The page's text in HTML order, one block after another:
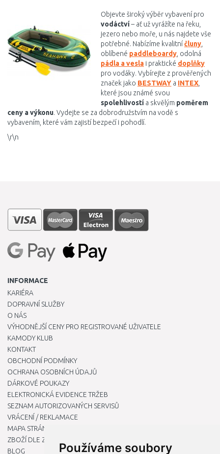
Používáme soubory
Objevte široký výběr vybavení pro
vodáctví– ať už vyrážíte na řeku,
jezero nebo moře, u nás najdete vše
potřebné. Nabízíme kvalitníčluny
oblíbené paddleboardy , odolná
pádla a vesla i praktické doplňky
pro vodáky. Vybírejte z prověřených
značek jako BESTWAY a INTEX
které jsou známé svou
spolehlivostí a skvělým poměrem
ceny a výkonu. Vydejte se za dobrodružstvím na vodě s
vybavením, které vám zajistí bezpečí i pohodlí.
\r\n
INFORMACE
KARIÉRA
DOPRAVNÍ SLUŽBY
O NÁS
VÝHODNĚJŠÍ CENY PRO REGISTROVANÉ UŽIVATELE
KAMODY KLUB
KONTAKT
OBCHODNÍ PODMÍNKY
OCHRANA OSOBNÍCH ÚDAJŮ
DÁRKOVÉ POUKAZY
ELEKTRONICKÁ EVIDENCE TRŽEB
SEZNAM AUTORIZOVANÝCH SERVISŮ
VRÁCENÍ / REKLAMACE
MAPA STRÁNKY
ZBOŽÍ DLE ZNAČEK
BLOG